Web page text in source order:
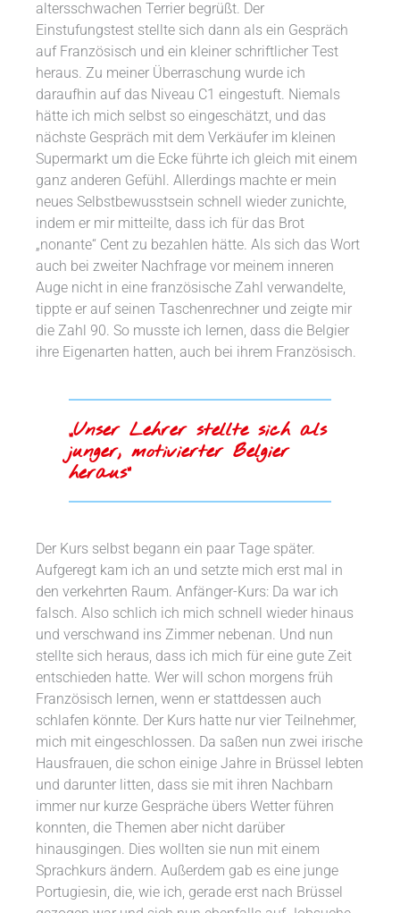
altersschwachen Terrier begrüßt. Der
Einstufungstest stellte sich dann als ein Gespräch
auf Französisch und ein kleiner schriftlicher Test
heraus. Zu meiner Überraschung wurde ich
daraufhin auf das Niveau C1 eingestuft. Niemals
hätte ich mich selbst so eingeschätzt, und das
nächste Gespräch mit dem Verkäufer im kleinen
Supermarkt um die Ecke führte ich gleich mit einem
ganz anderen Gefühl. Allerdings machte er mein
neues Selbstbewusstsein schnell wieder zunichte,
indem er mir mitteilte, dass ich für das Brot
„nonante“ Cent zu bezahlen hätte. Als sich das Wort
auch bei zweiter Nachfrage vor meinem inneren
Auge nicht in eine französische Zahl verwandelte,
tippte er auf seinen Taschenrechner und zeigte mir
die Zahl 90. So musste ich lernen, dass die Belgier
ihre Eigenarten hatten, auch bei ihrem Französisch.
„Unser Lehrer stellte sich als
junger, motivierter Belgier
heraus“
Der Kurs selbst begann ein paar Tage später.
Aufgeregt kam ich an und setzte mich erst mal in
den verkehrten Raum. Anfänger-Kurs: Da war ich
falsch. Also schlich ich mich schnell wieder hinaus
und verschwand ins Zimmer nebenan. Und nun
stellte sich heraus, dass ich mich für eine gute Zeit
entschieden hatte. Wer will schon morgens früh
Französisch lernen, wenn er stattdessen auch
schlafen könnte. Der Kurs hatte nur vier Teilnehmer,
mich mit eingeschlossen. Da saßen nun zwei irische
Hausfrauen, die schon einige Jahre in Brüssel lebten
und darunter litten, dass sie mit ihren Nachbarn
immer nur kurze Gespräche übers Wetter führen
konnten, die Themen aber nicht darüber
hinausgingen. Dies wollten sie nun mit einem
Sprachkurs ändern. Außerdem gab es eine junge
Portugiesin, die, wie ich, gerade erst nach Brüssel